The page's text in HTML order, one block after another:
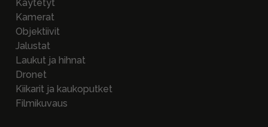
Käytetyt
Kamerat
Objektiivit
Jalustat
Laukut ja hihnat
Dronet
Kiikarit ja kaukoputket
Filmikuvaus